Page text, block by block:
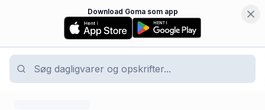
Download Goma som app